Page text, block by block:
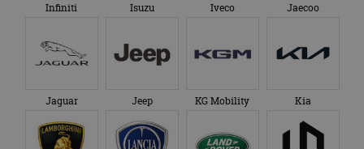
Infiniti Isuzu Iveco Jaecoo
Jaguar Jeep KG Mobility Kia